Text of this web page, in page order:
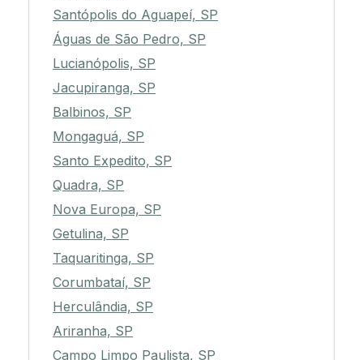
Santópolis do Aguapeí, SP
Águas de São Pedro, SP
Lucianópolis, SP
Jacupiranga, SP
Balbinos, SP
Mongaguá, SP
Santo Expedito, SP
Quadra, SP
Nova Europa, SP
Getulina, SP
Taquaritinga, SP
Corumbataí, SP
Herculândia, SP
Ariranha, SP
Campo Limpo Paulista, SP